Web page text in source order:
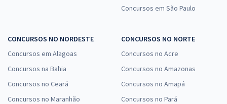
Concursos em São Paulo
CONCURSOS NO NORDESTE
Concursos em Alagoas
Concursos na Bahia
Concursos no Ceará
Concursos no Maranhão
CONCURSOS NO NORTE
Concursos no Acre
Concursos no Amazonas
Concursos no Amapá
Concursos no Pará